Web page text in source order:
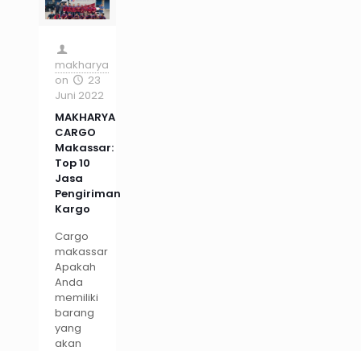
makharya
on
23
Juni 2022
MAKHARYA
CARGO
Makassar:
Top 10
Jasa
Pengiriman
Kargo
Cargo
makassar
Apakah
Anda
memiliki
barang
yang
akan